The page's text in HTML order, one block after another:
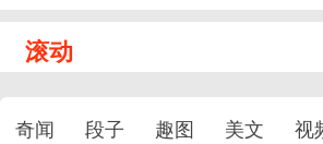
滚动
奇闻 段子 趣图 美文 视